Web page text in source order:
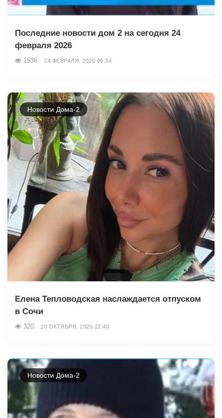
Последние новости дом 2 на сегодня 24
февраля 2026
1536 24 ФЕВРАЛЯ, 2026 00:34
Новости Дома-2
Елена Тепловодская наслаждается отпуском
в Сочи
320 20 ОКТЯБРЯ, 2025 22:40
Новости Дома-2